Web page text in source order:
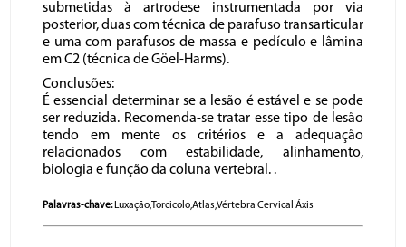
submetidas à artrodese instrumentada por via
posterior, duas com técnica de parafuso transarticular
e uma com parafusos de massa e pedículo e lâmina
em C2 (técnica de Göel-Harms).
Conclusões:
É essencial determinar se a lesão é estável e se pode
ser reduzida. Recomenda-se tratar esse tipo de lesão
tendo em mente os critérios e a adequação
relacionados com estabilidade, alinhamento,
biologia e função da coluna vertebral. .
Palavras-chave:Luxação,Torcicolo,Atlas,Vértebra Cervical Áxis